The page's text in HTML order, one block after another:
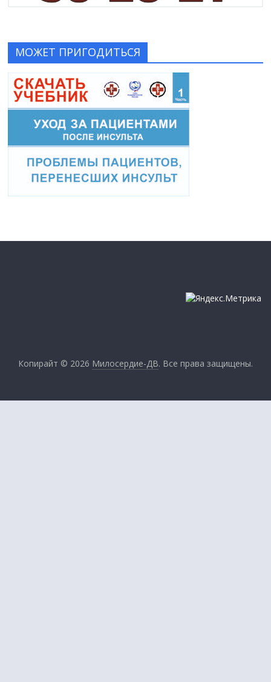
МОЖЕТ ПРИГОДИТЬСЯ
Копирайт © 2026 Милосердие-ДВ. Все права защищены.